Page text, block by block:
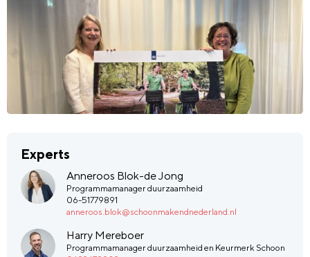
Experts
Anneroos Blok-de Jong
Programmamanager duurzaamheid
06-51779891
anneroos.blok@schoonmakendnederland.nl
Harry Mereboer
Programmamanager duurzaamheid en Keurmerk Schoon